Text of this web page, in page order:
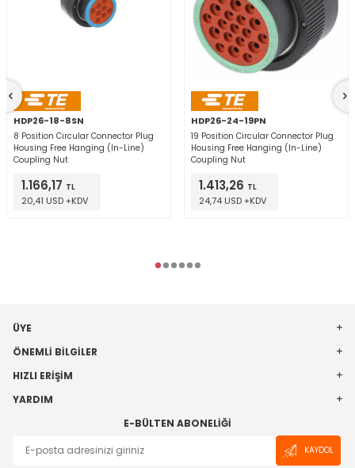
HDP26-18-8SN
8 Position Circular Connector Plug
Housing Free Hanging (In-Line)
Coupling Nut
1.166,17 TL
20,41 USD +KDV
HDP26-24-19PN
19 Position Circular Connector Plug
Housing Free Hanging (In-Line)
Coupling Nut
1.413,26 TL
24,74 USD +KDV
ÜYE
ÖNEMLI BILGILER
HIZLI ERIŞIM
YARDIM
E-BÜLTEN ABONELIĞI
KAYDOL